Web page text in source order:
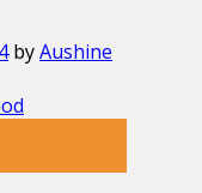
byAushine